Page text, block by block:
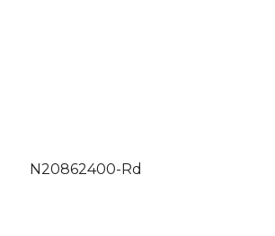
N20862400-Rd